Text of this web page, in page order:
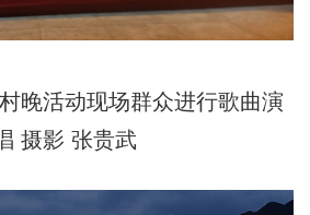
晚活动现场群众进行歌曲演
摄影 张贵武